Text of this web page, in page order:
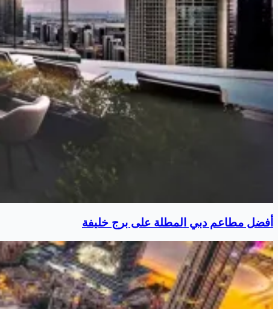
أفضل مطاعم دبي المطلة على برج خليفة